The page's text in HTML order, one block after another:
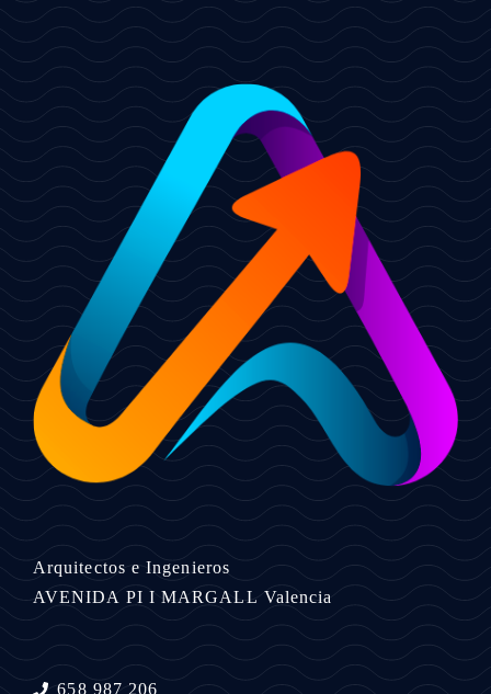
Arquitectos e Ingenieros
AVENIDA PI I MARGALL Valencia
658 987 206